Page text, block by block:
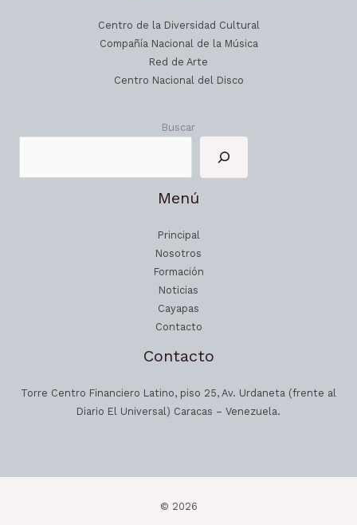
Centro de la Diversidad Cultural
Compañía Nacional de la Música
Red de Arte
Centro Nacional del Disco
Buscar
Menú
Principal
Nosotros
Formación
Noticias
Cayapas
Contacto
Contacto
Torre Centro Financiero Latino, piso 25, Av. Urdaneta (frente al
Diario El Universal) Caracas – Venezuela.
© 2026